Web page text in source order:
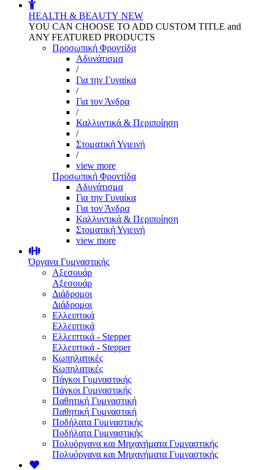
HEALTH & BEAUTY NEW
YOU CAN CHOOSE TO ADD CUSTOM TITLE and
ANY FEATURED PRODUCTS
Προσωπική Φροντίδα
Αδυνάτισμα
/
Για την Γυναίκα
/
Για τον Άνδρα
/
Καλλυντικά & Περιποίηση
/
Στοματική Υγιεινή
/
view more
Προσωπική Φροντίδα
Αδυνάτισμα
Για την Γυναίκα
Για τον Άνδρα
Καλλυντικά & Περιποίηση
Στοματική Υγιεινή
view more
Όργανα Γυμναστικής
Αξεσουάρ
Αξεσουάρ
Διάδρομοι
Διάδρομοι
Ελλειπτικά
Ελλειπτικά
Ελλειπτικά - Stepper
Ελλειπτικά - Stepper
Κωπηλατικές
Κωπηλατικές
Πάγκοι Γυμναστικής
Πάγκοι Γυμναστικής
Παθητική Γυμναστική
Παθητική Γυμναστική
Ποδήλατα Γυμναστικής
Ποδήλατα Γυμναστικής
Πολυόργανα και Μηχανήματα Γυμναστικής
Πολυόργανα και Μηχανήματα Γυμναστικής